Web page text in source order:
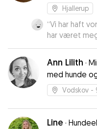
Hjallerup
“Vi har haft
Ann Lilith ·
med hunde
når de selv er
Vodskov -
Line ·